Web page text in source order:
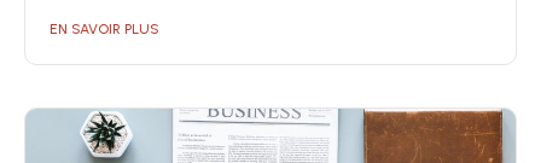
EN SAVOIR PLUS